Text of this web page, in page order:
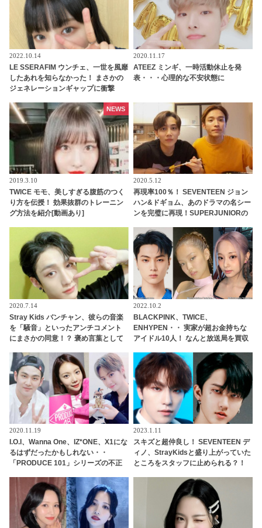
2022.10.14
LE SSERAFIM ウンチェ、一世を風靡
したあれを知らなかった！ まさかの
ジェネレーションギャップに衝撃
か？」彼女の若さを実感させられる
発言に驚き
2020.11.17
ATEEZ ミンギ、一時活動休止を発
表・・・心理的な不安状態に
2019.3.10
TWICE モモ、美しすぎる腹筋のつく
り方を伝授！ 効果抜群のトレーニン
グ方法を紹介[動画あり]
NEWS
2020.5.12
再現率100％！ SEVENTEEN ジョン
ハン&ドギョム、あのドラマの名シー
ンを完璧に再現！SUPERJUNIORの
ンとは？ [動画あり]
2020.7.14
Stray Kids バンチャン、彼らの音楽
を「騒音」といったアンチコメント
にまさかの同意！？ 褒め言葉として
嵐[動画]
2022.10.2
BLACKPINK、TWICE、
ENHYPEN・・ 実家が超お金持ちな
アイドル10人！ なんと放送局を買収
にびっくり
2020.11.19
I.O.I、Wanna One、IZ*ONE、X1にな
るはずだったかもしれない・・
「PRODUCE 101」シリーズの不正
人の氏名が公表
2023.1.11
スキズと超仲良し！ SEVENTEEN デ
ィノ、StrayKidsと盛り上がっていた
ところをスタッフに止められる？！
元へ連行・・ かわいすぎる一部始終